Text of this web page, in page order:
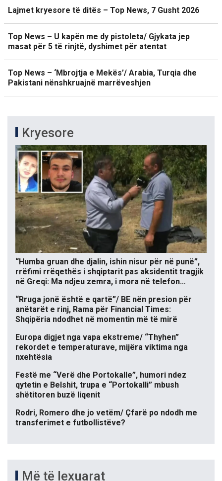
Lajmet kryesore të ditës – Top News, 7 Gusht 2026
Top News – U kapën me dy pistoleta/ Gjykata jep
masat për 5 të rinjtë, dyshimet për atentat
Top News – ‘Mbrojtja e Mekës’/ Arabia, Turqia dhe
Pakistani nënshkruajnë marrëveshjen
Kryesore
“Humba gruan dhe djalin, ishin nisur për në punë”,
rrëfimi rrëqethës i shqiptarit pas aksidentit tragjik
në Greqi: Ma ndjeu zemra, i mora në telefon…
“Rruga jonë është e qartë”/ BE nën presion për
anëtarët e rinj, Rama për Financial Times:
Shqipëria ndodhet në momentin më të mirë
Europa digjet nga vapa ekstreme/ “Thyhen”
rekordet e temperaturave, mijëra viktima nga
nxehtësia
Festë me “Verë dhe Portokalle”, humori ndez
qytetin e Belshit, trupa e “Portokalli” mbush
shëtitoren buzë liqenit
Rodri, Romero dhe jo vetëm/ Çfarë po ndodh me
transferimet e futbollistëve?
Më të lexuarat